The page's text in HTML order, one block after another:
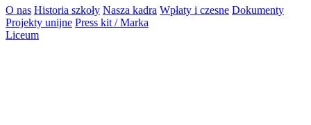
O nas Historia szkoły Nasza kadra Wpłaty i czesne Dokumenty
Projekty unijne Press kit / Marka
Liceum